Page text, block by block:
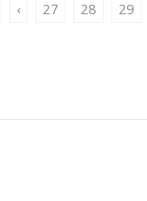
‹ 27 28 29